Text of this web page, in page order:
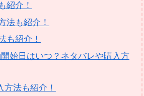
紹介！
法も紹介！
も紹介！
始日はいつ？ネタバレや購入方
法も紹介！